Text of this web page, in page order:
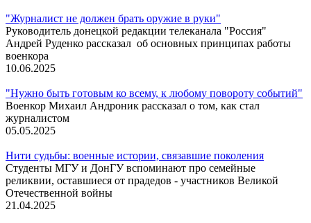
"Журналист не должен брать оружие в руки"
Руководитель донецкой редакции телеканала "Россия"
Андрей Руденко рассказал об основных принципах работы
военкора
10.06.2025
"Нужно быть готовым ко всему, к любому повороту событий"
Военкор Михаил Андроник рассказал о том, как стал
журналистом
05.05.2025
Нити судьбы: военные истории, связавшие поколения
Студенты МГУ и ДонГУ вспоминают про семейные
реликвии, оставшиеся от прадедов - участников Великой
Отечественной войны
21.04.2025